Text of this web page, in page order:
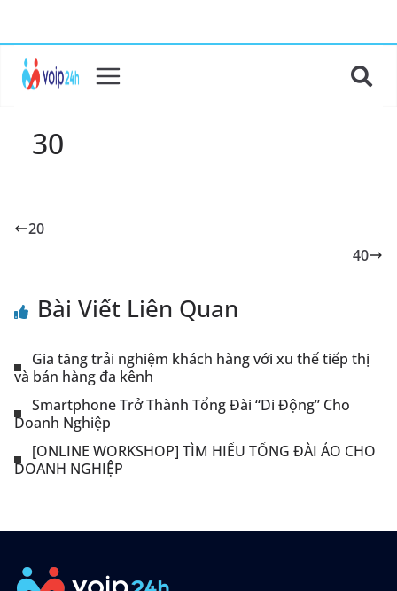
30
20
40
Bài Viết Liên Quan
Gia tăng trải nghiệm khách hàng với xu thế tiếp thị
và bán hàng đa kênh
Smartphone Trở Thành Tổng Đài “Di Động” Cho
Doanh Nghiệp
[ONLINE WORKSHOP] TÌM HIỂU TỔNG ĐÀI ẢO CHO
DOANH NGHIỆP